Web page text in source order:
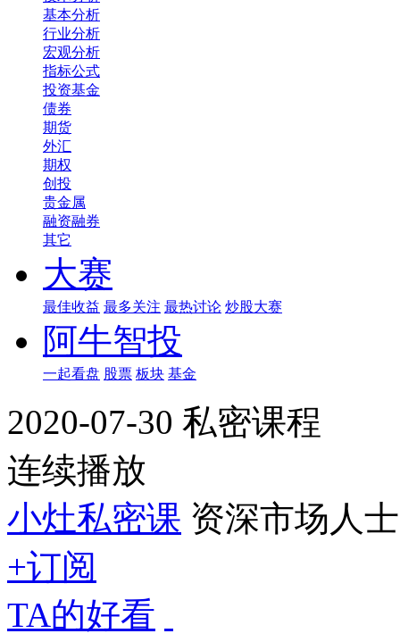
基本分析
行业分析
宏观分析
指标公式
投资基金
债券
期货
外汇
期权
创投
贵金属
融资融券
其它
大赛
最佳收益 最多关注 最热讨论 炒股大赛
阿牛智投
一起看盘 股票 板块 基金
2020-07-30 私密课程
连续播放
小灶私密课 资深市场人士
+订阅
TA的好看